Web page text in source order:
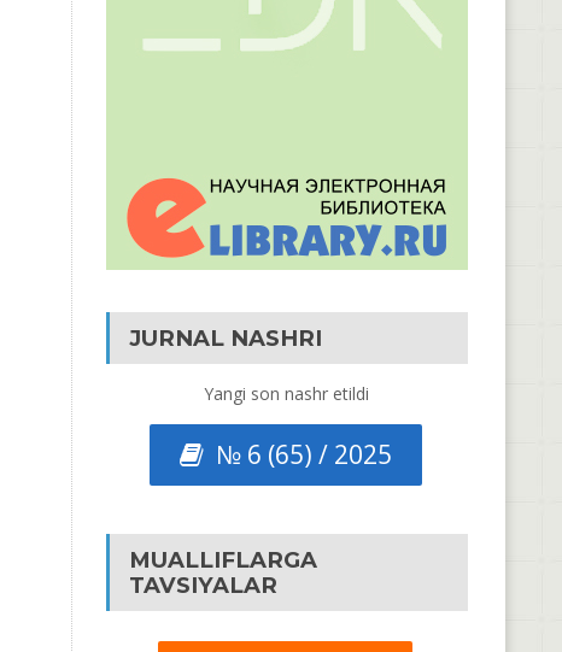
JURNAL NASHRI
Yangi son nashr etildi
№ 6 (65) / 2025
MUALLIFLARGA
TAVSIYALAR